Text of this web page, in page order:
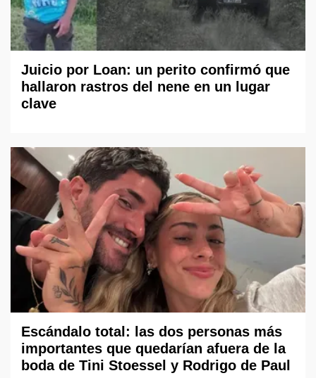
Juicio por Loan: un perito confirmó que
hallaron rastros del nene en un lugar
clave
Escándalo total: las dos personas más
importantes que quedarían afuera de la
boda de Tini Stoessel y Rodrigo de Paul